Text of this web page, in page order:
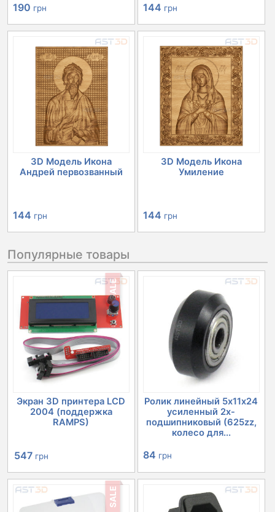
190 грн 144 грн
3D Модель Икона
Андрей первозванный
144 грн
3D Модель Икона
Умиление
144 грн
Популярные товары
SALE
Экран 3D принтера LCD
2004 (поддержка
RAMPS)
Первоначальная
цена
составляла
547 грн
цена:
547 грн.
Ролик линейный 5х11х24
усиленный 2х-
подшипниковый (625zz,
колесо для...
84 грн
SALE